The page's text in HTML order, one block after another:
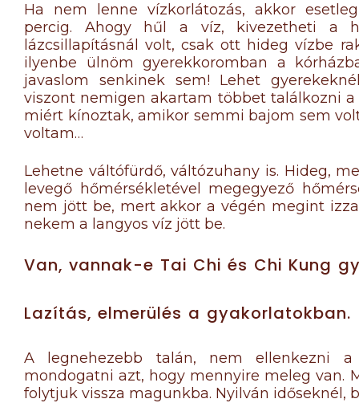
Ha nem lenne vízkorlátozás, akkor
percig. Ahogy hűl a víz, kivezetheti a
lázcsillapításnál volt, csak ott hideg vízbe
ilyenbe ülnöm gyerekkoromban a
javaslom senkinek sem! Lehet
viszont nemigen akartam többet találkozni
miért kínoztak, amikor semmi bajom sem
voltam…
Lehetne váltófürdő, váltózuhany is. Hideg,
levegő hőmérsékletével megegyező
nem jött be, mert akkor a végén megint
nekem a langyos víz jött be.
Van, vannak-e Tai Chi és Chi Kung
Lazítás, elmerülés a gyakorlatokban.
A legnehezebb talán, nem ellenkezni
mondogatni azt, hogy mennyire meleg van.
folytjuk vissza magunkba. Nyilván időseknél,